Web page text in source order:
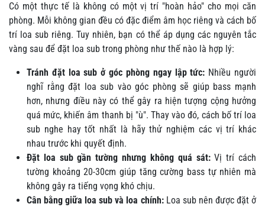
Có một thực tế là không có một vị trí "hoàn hảo" cho mọi căn
phòng. Mỗi không gian đều có đặc điểm âm học riêng và cách bố
trí loa sub riêng. Tuy nhiên, bạn có thể áp dụng các nguyên tắc
vàng sau để đặt loa sub trong phòng như thế nào là hợp lý:
Tránh đặt loa sub ở góc phòng ngay lập tức: Nhiều người
nghĩ rằng đặt loa sub vào góc phòng sẽ giúp bass mạnh
hơn, nhưng điều này có thể gây ra hiện tượng cộng hưởng
quá mức, khiến âm thanh bị "ù". Thay vào đó, cách bố trí loa
sub nghe hay tốt nhất là hãy thử nghiệm các vị trí khác
nhau trước khi quyết định.
Đặt loa sub gần tường nhưng không quá sát:Vị trí cách
tường khoảng 20-30cm giúp tăng cường bass tự nhiên mà
không gây ra tiếng vọng khó chịu.
Cân bằng giữa loa sub và loa chính: Loa sub nên được đặt ở